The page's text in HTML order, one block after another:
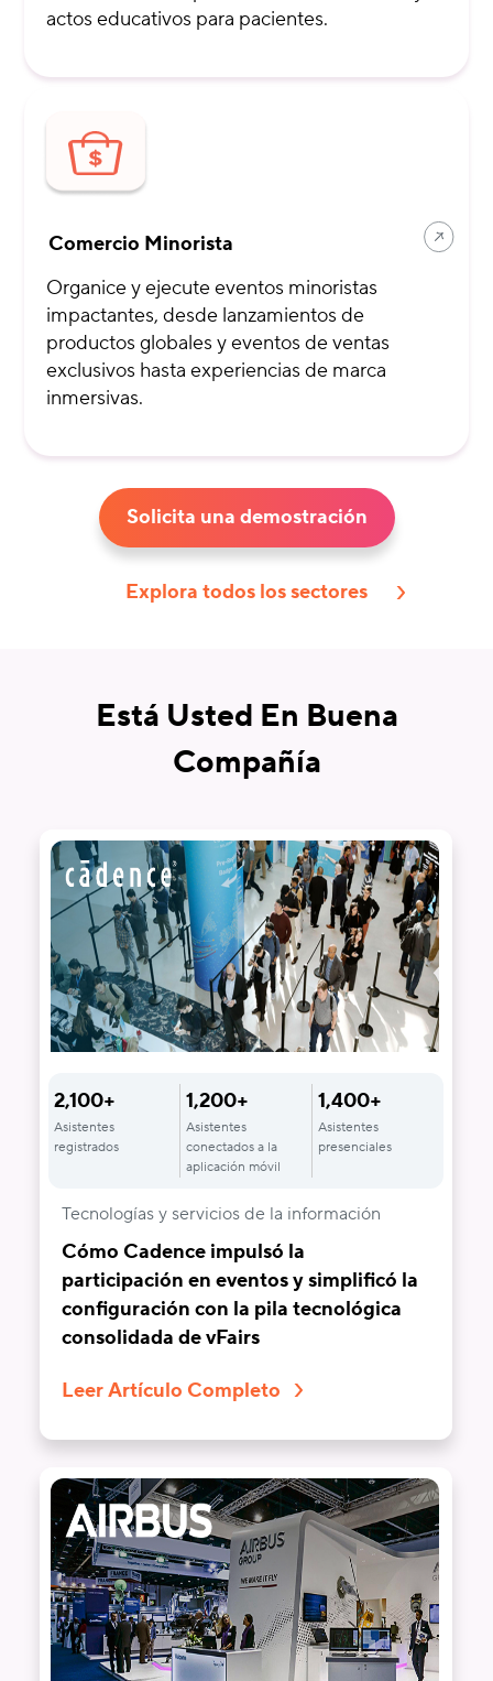
actos educativos para pacientes.
Comercio Minorista
Organice y ejecute eventos minoristas
impactantes, desde lanzamientos de
productos globales y eventos de ventas
exclusivos hasta experiencias de marca
inmersivas.
Solicita una demostración
Explora todos los sectores
Está Usted En Buena
Compañía
2,100+
Asistentes
registrados
1,200+
Asistentes
conectados a la
aplicación móvil
1,400+
Asistentes
presenciales
Tecnologías y servicios de la información
Cómo Cadence impulsó la
participación en eventos y simplificó la
configuración con la pila tecnológica
consolidada de vFairs
Leer Artículo Completo